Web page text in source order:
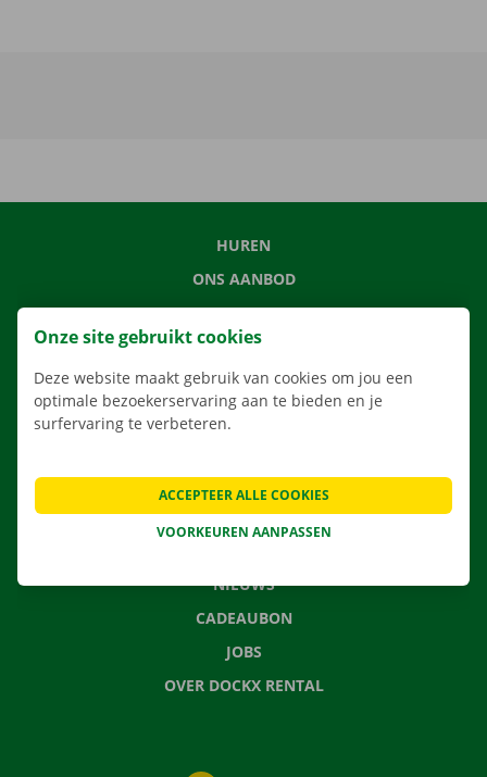
HUREN
ONS AANBOD
ONZE DIENSTEN
LOCATIES
APP
VERHUISOPLOSSINGEN
CONTACTEER ONS
NIEUWS
CADEAUBON
JOBS
OVER DOCKX RENTAL
Onze site gebruikt cookies
Deze website maakt gebruik van cookies om jou een
optimale bezoekerservaring aan te bieden en je
surfervaring te verbeteren.
VOORKEUREN AANPASSEN
ACCEPTEER ALLE COOKIES